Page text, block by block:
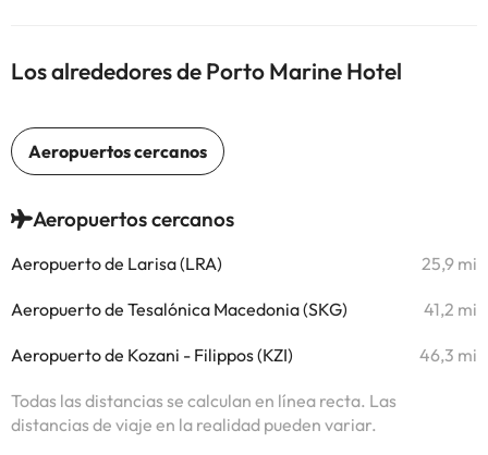
Los alrededores de Porto Marine Hotel
Aeropuertos cercanos
Aeropuerto de Larisa (LRA) 25,9 mi
Aeropuerto de Tesalónica Macedonia (SKG) 41,2 mi
Aeropuerto de Kozani - Filippos (KZI) 46,3 mi
Todas las distancias se calculan en línea recta. Las
distancias de viaje en la realidad pueden variar.